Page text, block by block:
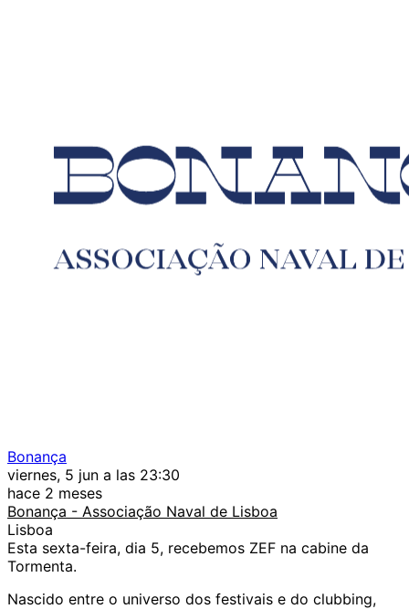
Bonança
viernes, 5 jun a las 23:30
hace 2 meses
Bonança - Associação Naval de Lisboa
Lisboa
Esta sexta-feira, dia 5, recebemos ZEF na cabine da
Tormenta.
Nascido entre o universo dos festivais e do clubbing,